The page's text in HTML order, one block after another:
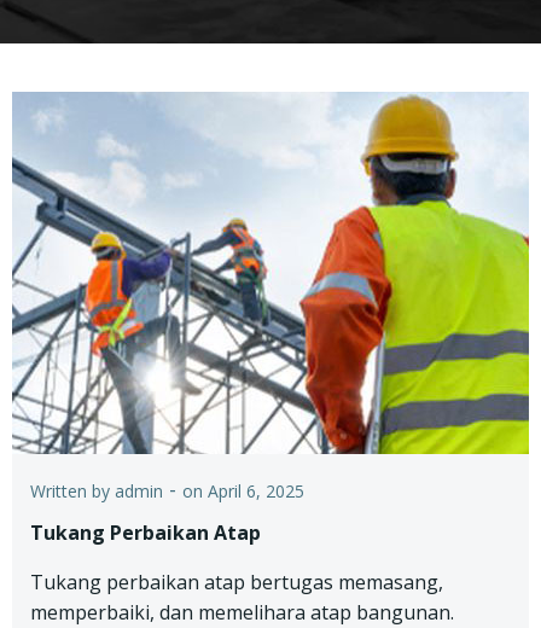
Written by admin - on April 6, 2025
Tukang Perbaikan Atap
Tukang perbaikan atap bertugas memasang,
memperbaiki, dan memelihara atap bangunan.